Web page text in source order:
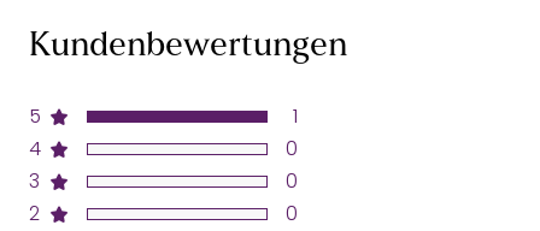
Kundenbewertungen
5
4
3
2
1
0
0
0